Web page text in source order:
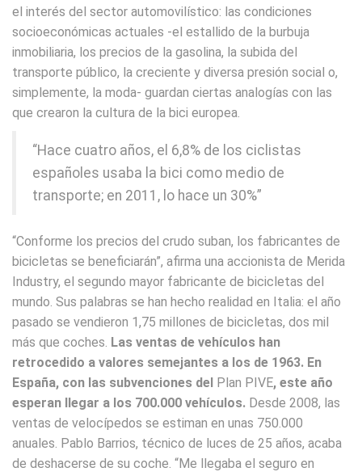
el interés del sector automovilístico: las condiciones
socioeconómicas actuales -el estallido de la burbuja
inmobiliaria, los precios de la gasolina, la subida del
transporte público, la creciente y diversa presión social o,
simplemente, la moda- guardan ciertas analogías con las
que crearon la cultura de la bici europea.
“Hace cuatro años, el 6,8% de los ciclistas
españoles usaba la bici como medio de
transporte; en 2011, lo hace un 30%”
“Conforme los precios del crudo suban, los fabricantes de
bicicletas se beneficiarán”, afirma una accionista de Merida
Industry, el segundo mayor fabricante de bicicletas del
mundo. Sus palabras se han hecho realidad en Italia: el año
pasado se vendieron 1,75 millones de bicicletas, dos mil
más que coches. Las ventas de vehículos han
retrocedido a valores semejantes a los de 1963. En
España, con las subvenciones del Plan PIVE, este año
esperan llegar a los 700.000 vehículos. Desde 2008, las
ventas de velocípedos se estiman en unas 750.000
anuales. Pablo Barrios, técnico de luces de 25 años, acaba
de deshacerse de su coche. “Me llegaba el seguro en